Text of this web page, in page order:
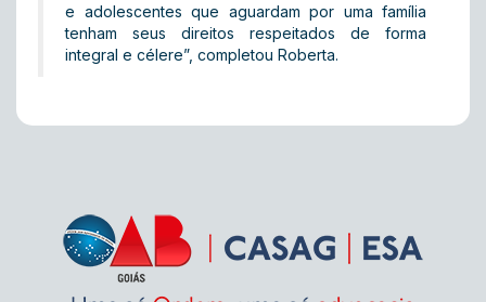
e adolescentes que aguardam por uma família
tenham seus direitos respeitados de forma
integral e célere”, completou Roberta.